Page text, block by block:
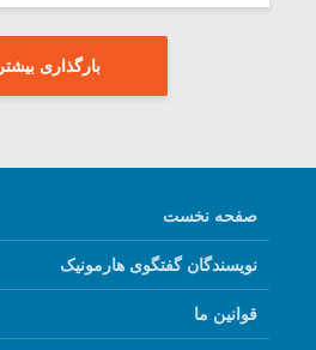
بارگذاری بیشتر
صفحه نخست
نویسندگان گفتگوی هارمونیک
قوانین ما